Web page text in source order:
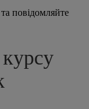
повідомляйте
курсу